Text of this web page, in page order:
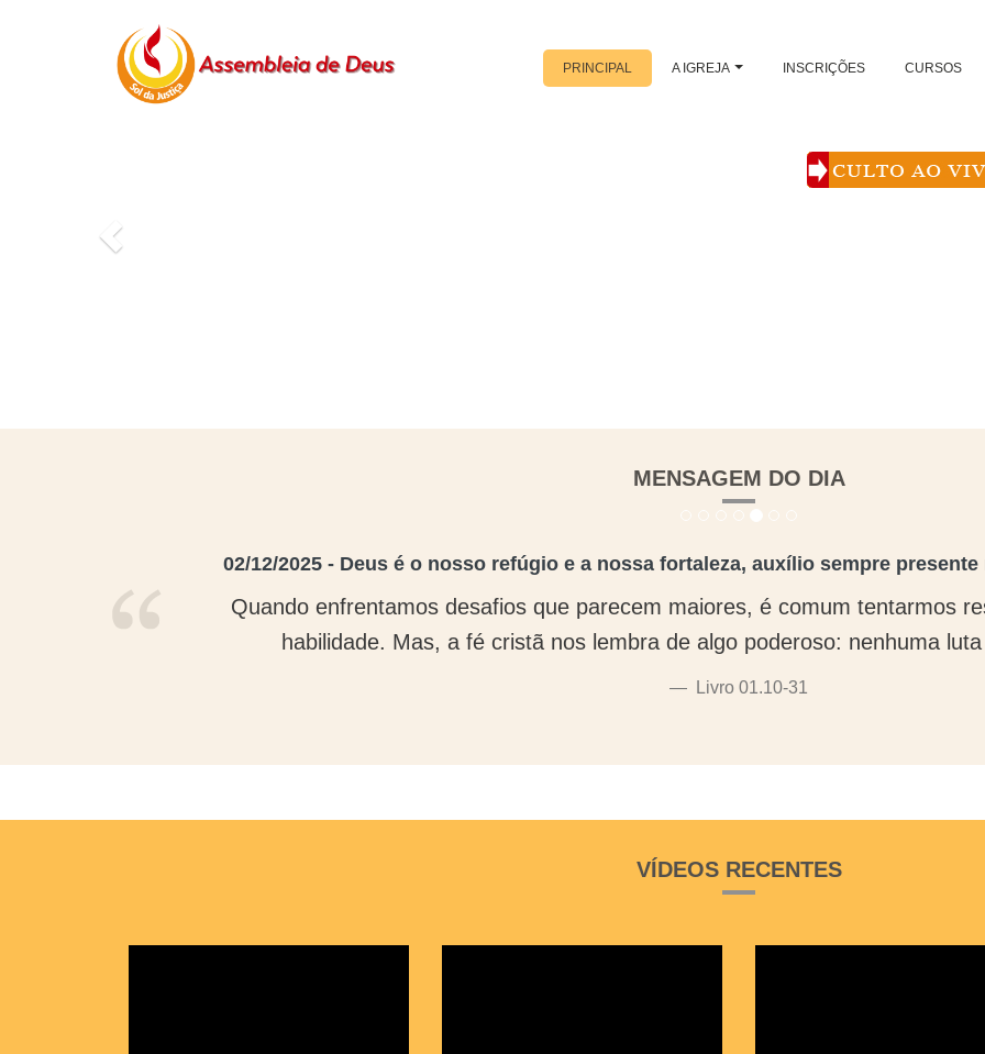
PRINCIPAL A IGREJA INSCRIÇÕES CURSOS
MENSAGEM DO DIA
02/12/2025 - Deus é o nosso refúgio e a nossa fortaleza, auxílio sempre
Quando enfrentamos desafios que parecem maiores, é comum tentarmos
habilidade. Mas, a fé cristã nos lembra de algo poderoso: nenhuma
Livro 01.10-31
VÍDEOS RECENTES